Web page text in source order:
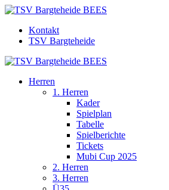
Kontakt
TSV Bargteheide
Herren
1. Herren
Kader
Spielplan
Tabelle
Spielberichte
Tickets
Mubi Cup 2025
2. Herren
3. Herren